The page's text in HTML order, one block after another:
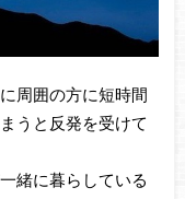
周囲の方に短時間
うと反発を受けて
緒に暮らしている